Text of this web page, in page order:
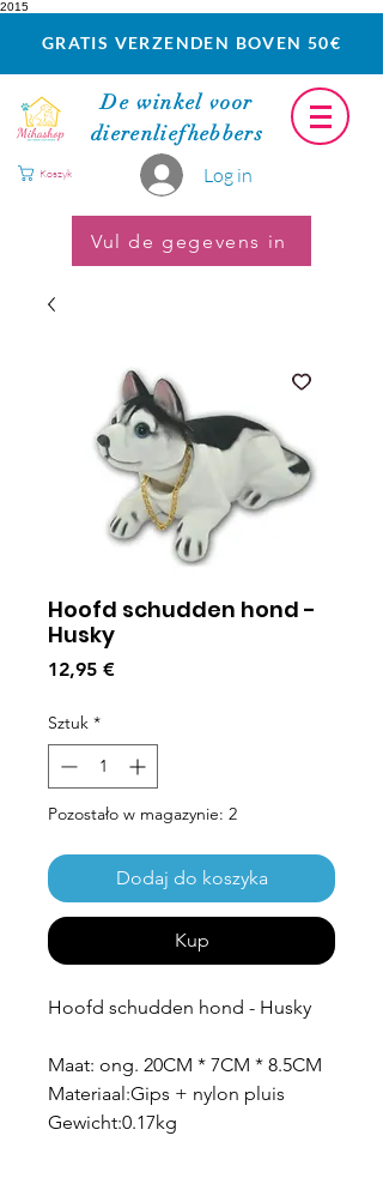
2015
GRATIS VERZENDEN BOVEN 50€
De winkel voor
dierenliefhebbers
Log in
Koszyk
Vul de gegevens in
Hoofd schudden hond -
Husky
12,95 €Cena
Sztuk *
Pozostało w magazynie: 2
Dodaj do koszyka
Kup
Hoofd schudden hond - Husky
Maat: ong. 20CM * 7CM * 8.5CM
Materiaal:Gips + nylon pluis
Gewicht:0.17kg